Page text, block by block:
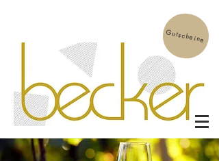
Gutscheine